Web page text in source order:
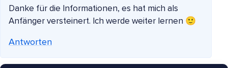
Danke für die Informationen, es hat mich als
Anfänger versteinert. Ich werde weiter lernen 🙂
Antworten